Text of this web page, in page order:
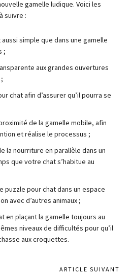
gamelle ludique. Voici les
suivre :
simple que dans une gamelle
;
aux grandes ouvertures
chat afin d’assurer qu’il pourra se
de la gamelle mobile, afin
et réalise le processus ;
la nourriture en parallèle dans un
que votre chat s’habitue au
puzzle pour chat dans un espace
avec d’autres animaux ;
en plaçant la gamelle toujours au
niveaux de difficultés pour qu’il
aux croquettes.
ARTICLE SUIVANT